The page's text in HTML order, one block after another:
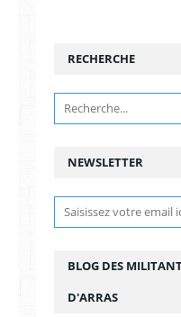
NEWSLETTER
RECHERCHE
BLOG DES
D'ARRAS